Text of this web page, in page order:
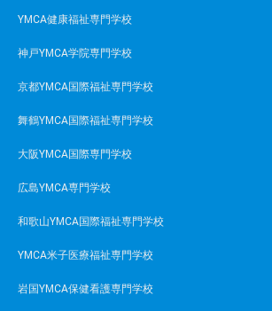
YMCA健康福祉専門学校
神戸YMCA学院専門学校
京都YMCA国際福祉専門学校
舞鶴YMCA国際福祉専門学校
大阪YMCA国際専門学校
広島YMCA専門学校
和歌山YMCA国際福祉専門学校
YMCA米子医療福祉専門学校
岩国YMCA保健看護専門学校